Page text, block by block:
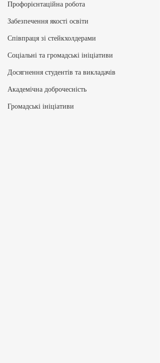
Профорієнтаційна робота
Забезпечення якості освіти
Співпраця зі стейкхолдерами
Соціальні та громадські ініціативи
Досягнення студентів та викладачів
Академічна доброчесність
Громадські ініціативи